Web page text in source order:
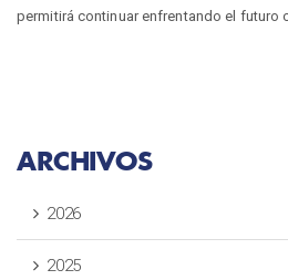
permitirá continuar enfrentando el futuro
ARCHIVOS
2026
2025